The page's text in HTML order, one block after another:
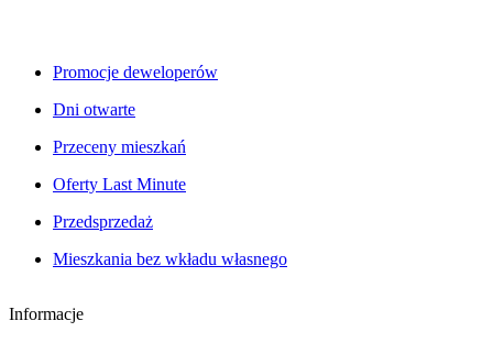
Promocje deweloperów
Dni otwarte
Przeceny mieszkań
Oferty Last Minute
Przedsprzedaż
Mieszkania bez wkładu własnego
Informacje